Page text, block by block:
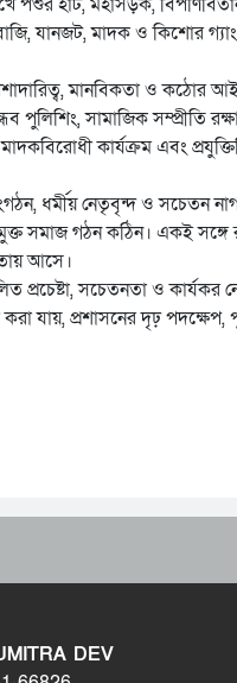
যানজট, মাদক ও কিশোর
মানবিকতা ও কঠোর
পুলিশিং, সামাজিক সম্প্রীতি
কার্যক্রম এবং
ধর্মীয় নেতৃবৃন্দ ও সচেতন
সমাজ গঠন কঠিন। একই সঙ্গে
আসে।
প্রচেষ্টা, সচেতনতা ও কার্যকর
যায়, প্রশাসনের দৃঢ় পদক্ষেপ,
DEV